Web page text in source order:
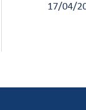
17/04/